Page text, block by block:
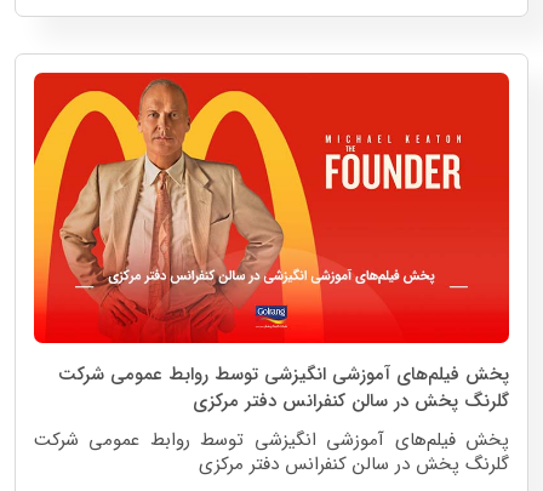
hashtag#گلپخش_اول
با محوریتhashtag#سیمرغ_گلرنگ
14 لغایت 17 مرداد ماه
مرکز نمایشگاه و همایش‌های بین المللی ایران مال
از ساعت 16 الی 21
پخش فیلم‌های آموزشی انگیزشی توسط روابط عمومی شرکت
گلرنگ پخش در سالن کنفرانس دفتر مرکزی
پخش فیلم‌های آموزشی انگیزشی توسط روابط عمومی شرکت
گلرنگ پخش در سالن کنفرانس دفتر مرکزی